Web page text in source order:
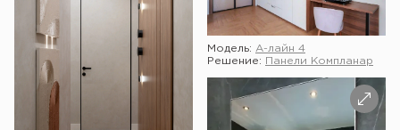
Модель: А-лайн 4
Решение:
Панели Компланар